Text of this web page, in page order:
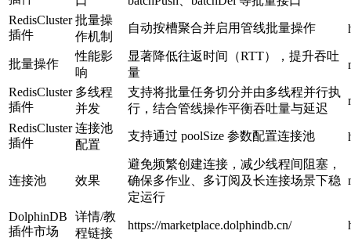
RedisCluster
插件
批量操
作机制
自动按槽聚合并启用管线批量操作
批量操作
性能影
响
显著降低往返时间（RTT），提升吞吐
量
RedisCluster
插件
多线程
并发
支持将批量任务切分并由多线程并行执
行，结合管线操作平衡吞吐量与延迟
RedisCluster
插件
连接池
配置
支持通过 poolSize 参数配置连接池
连接池 效果
避免频繁创建连接，减少线程间阻塞，
确保多作业、多订阅及长连接场景下稳
定运行
DolphinDB
插件市场
详情/教
程链接
https://marketplace.dolphindb.cn/